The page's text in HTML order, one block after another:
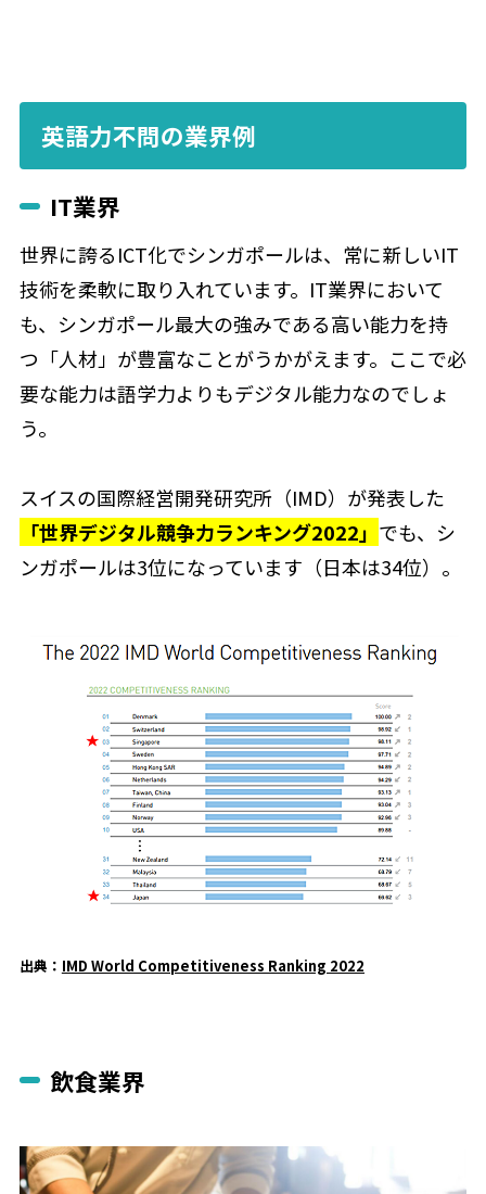
英語力不問の業界例
IT業界
世界に誇るICT化でシンガポールは、常に新しいIT
技術を柔軟に取り入れています。IT業界において
も、シンガポール最大の強みである高い能力を持
つ「人材」が豊富なことがうかがえます。ここで必
要な能力は語学力よりもデジタル能力なのでしょ
う。
スイスの国際経営開発研究所（IMD）が発表した
「世界デジタル競争力ランキング2022」 でも、シ
ンガポールは3位になっています（日本は34位）。
出典： IMD World Competitiveness Ranking 2022
飲食業界